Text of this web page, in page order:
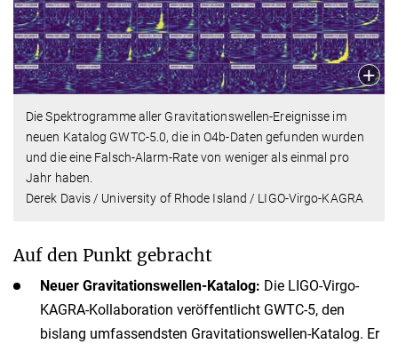
Die Spektrogramme aller Gravitationswellen-Ereignisse im
neuen Katalog GWTC-5.0, die in O4b-Daten gefunden wurden
und die eine Falsch-Alarm-Rate von weniger als einmal pro
Jahr haben.
Derek Davis / University of Rhode Island / LIGO-Virgo-KAGRA
Auf den Punkt gebracht
Neuer Gravitationswellen-Katalog: Die LIGO-Virgo-
KAGRA-Kollaboration veröffentlicht GWTC-5, den
bislang umfassendsten Gravitationswellen-Katalog. Er